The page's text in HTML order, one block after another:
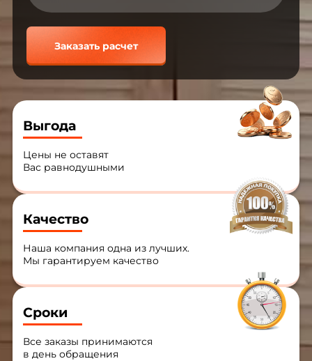
Заказать расчет
Выгода
Цены не оставят
Вас равнодушными
Качество
Наша компания одна из лучших.
Мы гарантируем качество
Сроки
Все заказы принимаются
в день обращения